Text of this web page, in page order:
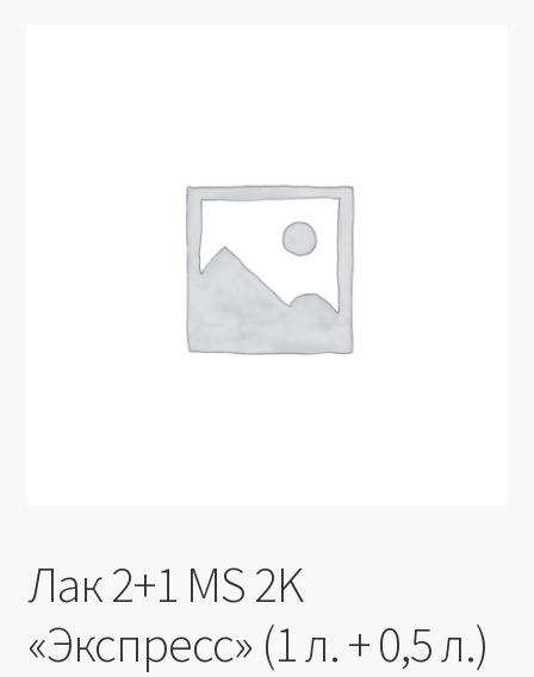
Юридические данные
Лак 2+1 MS 2K
«Экспресс» (1 л. + 0,5 л.)